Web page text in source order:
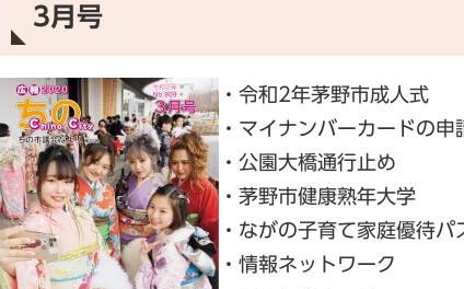
3月号
・令和2年茅野市成人式
・マイナンバーカードの申
・公園大橋通行止め
・茅野市健康熟年大学
・ながの子育て家庭優待
・情報ネットワーク